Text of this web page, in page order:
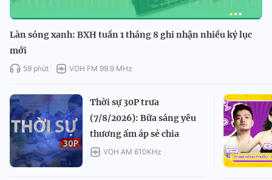
Làn sóng xanh: BXH tuần 1 tháng 8 ghi nhận nhiều kỷ lục
mới
59 phút VOH FM 99.9 MHz
Thời sự 30P trưa
(7/8/2026): Bữa sáng yêu
thương ấm áp sẻ chia
VOH AM 610KHz